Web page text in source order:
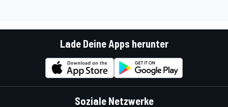
Lade Deine Apps herunter
Soziale Netzwerke